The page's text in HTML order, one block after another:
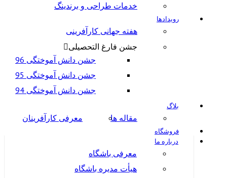
خدمات طراحی و برندینگ
رویدادها
هفته جهانی کارآفرینی
جشن فارغ التحصیلی
جشن دانش آموختگی 96
جشن دانش آموختگی 95
جشن دانش آموختگی 94
بلاگ
مقاله ها معرفی کارآفرینان
فروشگاه
درباره ما
معرفی باشگاه
هیأت مدیره باشگاه